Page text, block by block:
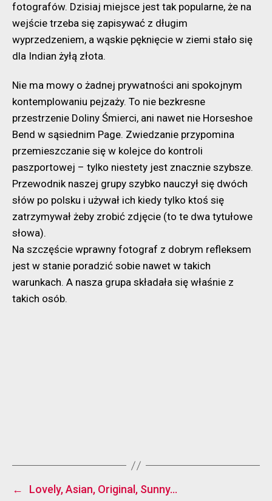
fotografów. Dzisiaj miejsce jest tak popularne, że na
wejście trzeba się zapisywać z długim
wyprzedzeniem, a wąskie pęknięcie w ziemi stało się
dla Indian żyłą złota.
Nie ma mowy o żadnej prywatności ani spokojnym
kontemplowaniu pejzaży. To nie bezkresne
przestrzenie Doliny Śmierci, ani nawet nie Horseshoe
Bend w sąsiednim Page. Zwiedzanie przypomina
przemieszczanie się w kolejce do kontroli
paszportowej – tylko niestety jest znacznie szybsze.
Przewodnik naszej grupy szybko nauczył się dwóch
słów po polsku i używał ich kiedy tylko ktoś się
zatrzymywał żeby zrobić zdjęcie (to te dwa tytułowe
słowa).
Na szczęście wprawny fotograf z dobrym refleksem
jest w stanie poradzić sobie nawet w takich
warunkach. A nasza grupa składała się właśnie z
takich osób.
←
Lovely, Asian, Original, Sunny…